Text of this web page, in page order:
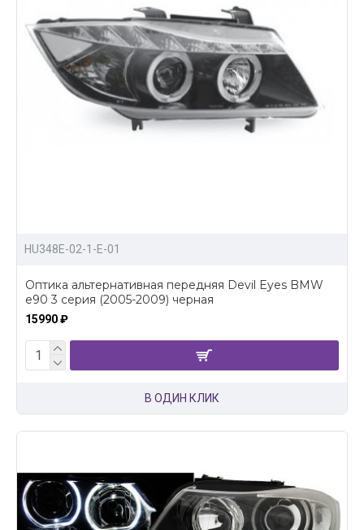
HU348E-02-1-E-01
Оптика альтернативная передняя Devil Eyes BMW
e90 3 серия (2005-2009) черная
15990 ₽
В ОДИН КЛИК